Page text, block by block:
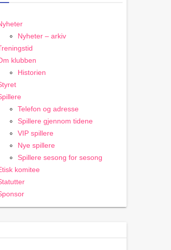
Nyheter – arkiv
klubben
Historien
Telefon og adresse
Spillere gjennom tidene
VIP spillere
Nye spillere
Spillere sesong for sesong
komitee